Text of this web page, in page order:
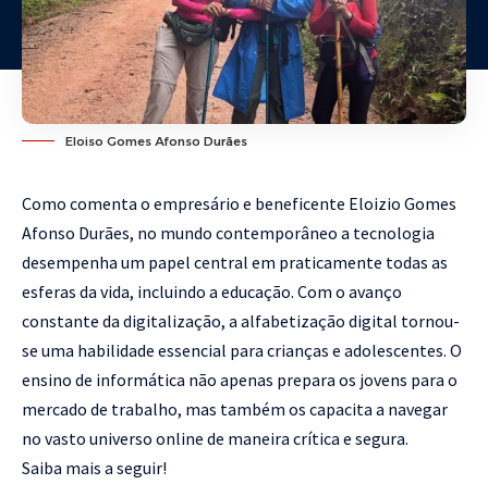
Eloiso Gomes Afonso Durães
Como comenta o empresário e beneficente Eloizio Gomes
Afonso Durães, no mundo contemporâneo a tecnologia
desempenha um papel central em praticamente todas as
esferas da vida, incluindo a educação. Com o avanço
constante da digitalização, a alfabetização digital tornou-
se uma habilidade essencial para crianças e adolescentes. O
ensino de informática não apenas prepara os jovens para o
mercado de trabalho, mas também os capacita a navegar
no vasto universo online de maneira crítica e segura.
Saiba mais a seguir!